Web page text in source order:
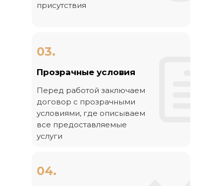
присутствия
Прозрачные условия
Перед работой заключаем
договор с прозрачными
условиями, где описываем
все предоставляемые
услуги
03.
04.